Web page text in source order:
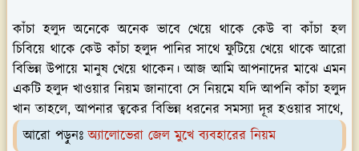
কাঁচা হলুদ অনেকে অনেক ভাবে খেয়ে থাকে কেউ বা কাঁচা হল
চিবিয়ে থাকে কেউ কাঁচা হলুদ পানির সাথে ফুটিয়ে খেয়ে থাকে আরো
বিভিন্ন উপায়ে মানুষ খেয়ে থাকেন। আজ আমি আপনাদের মাঝে এমন
একটি হলুদ খাওয়ার নিয়ম জানাবো সে নিয়মে যদি আপনি কাঁচা হলুদ
খান তাহলে, আপনার ত্বকের বিভিন্ন ধরনের সমস্যা দূর হওয়ার সাথে,
আরো পড়ুনঃঅ্যালোভেরা জেল মুখে ব্যবহারের নিয়ম